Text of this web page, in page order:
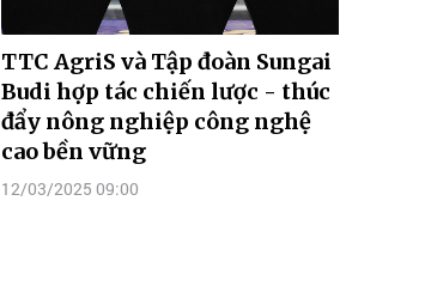
TTC AgriS và Tập đoàn Sungai
Budi hợp tác chiến lược - thúc
đẩy nông nghiệp công nghệ
cao bền vững
12/03/2025 09:00